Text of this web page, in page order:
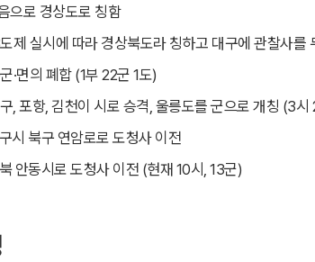
으로 경상도로 칭함
제 실시에 따라 경상북도라 칭하고 대구에 관찰사를
·면의 폐합 (1부 22군 1도)
, 포항, 김천이 시로 승격, 울릉도를 군으로 개칭 (3시
시 북구 연암로로 도청사 이전
안동시로 도청사 이전 (현재 10시, 13군)